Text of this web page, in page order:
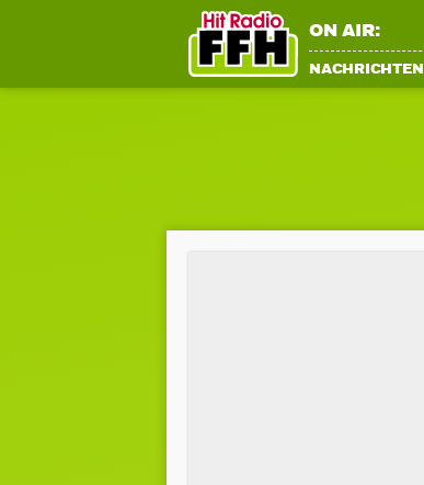
ON AIR:
NACHRICHTEN